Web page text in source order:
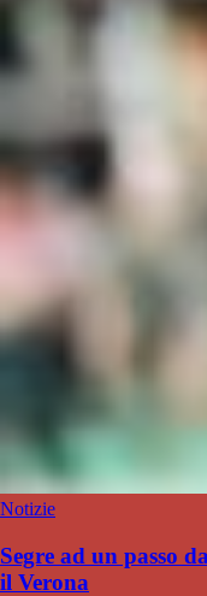
Notizie
Segre ad un passo
il Verona